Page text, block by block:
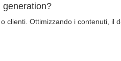
generation?
Ottimizzando i contenuti,